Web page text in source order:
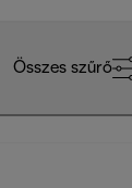
Összes szűrő